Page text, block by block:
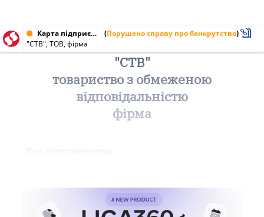
Карта підприємства від 23.09.1998 № 14259303 (Порушено справу про банкрутство)
"СТВ", ТОВ, фірма
"СТВ"
товариство з обмеженою
відповідальністю
фірма